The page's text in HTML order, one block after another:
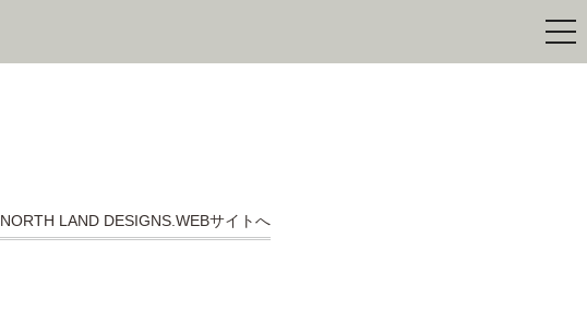
NORTH LAND DESIGNS.WEBサイトへ